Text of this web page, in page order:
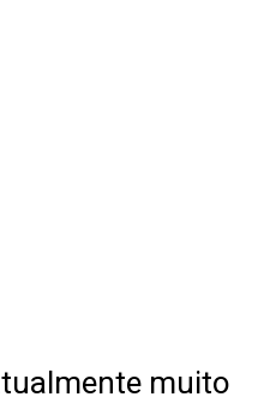
muito